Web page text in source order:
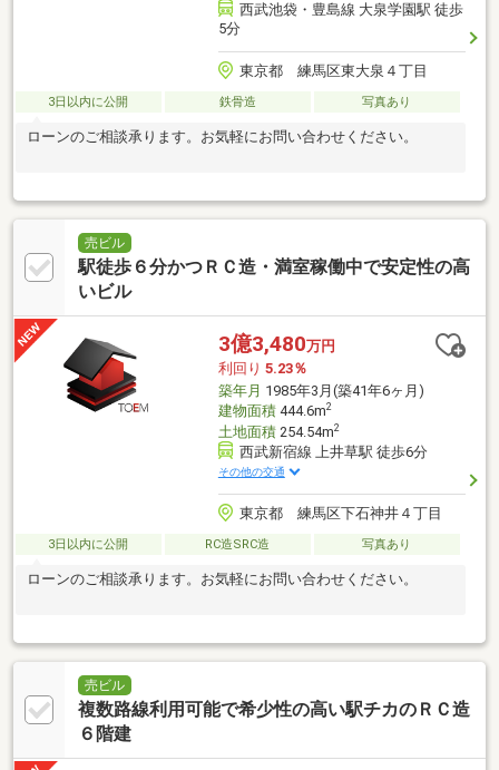
西武池袋・豊島線 大泉学園駅 徒歩
5分
東京都 練馬区東大泉４丁目
3日以内に公開 鉄骨造 写真あり
ローンのご相談承ります。お気軽にお問い合わせください。
売ビル
駅徒歩６分かつＲＣ造・満室稼働中で安定性の高
いビル
3億3,480万円
利回り 5.23％
築年月 1985年3月(築41年6ヶ月)
建物面積444.6m2
土地面積254.54m2
西武新宿線 上井草駅 徒歩6分
その他の交通
東京都 練馬区下石神井４丁目
3日以内に公開 RC造SRC造 写真あり
ローンのご相談承ります。お気軽にお問い合わせください。
売ビル
複数路線利用可能で希少性の高い駅チカのＲＣ造
６階建